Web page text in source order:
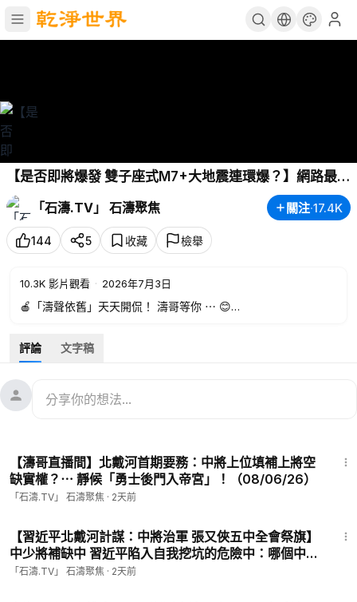
【是否即將爆發 雙子座式M7+大地震連環爆？】網路最狂
天文地震專家Stefan Burns警告：印尼環太平洋震央已啟
動！下一個在哪？（07/03/26）
#earthquake
「石濤.TV」 石濤聚焦 關注·17.4K
144 5 收藏 檢舉
10.3K 影片觀看 · 2026年7月3日
🍎「濤聲依舊」天天開侃！ 濤哥等你 ⋯ 😊
🍏 直播很棒 👍 ⋯ 1杯咖啡 打個賞👇 點擊
https://www.paypal.me/Percestudio
石濤賬號：
評論 文字稿
【濤哥直播間】北戴河首期要務：中將上位填補上將空
缺實權？⋯ 靜候「勇士後門入帝宮」！（08/06/26）
「石濤.TV」 石濤聚焦 · 2天前
【習近平北戴河計謀：中將治軍 張又俠五中全會祭旗】
中少將補缺中 習近平陷入自我挖坑的危險中：哪個中少
將不怕他 不恨他？！（08/06/26）#習近平 #北戴河
「石濤.TV」 石濤聚焦 · 2天前